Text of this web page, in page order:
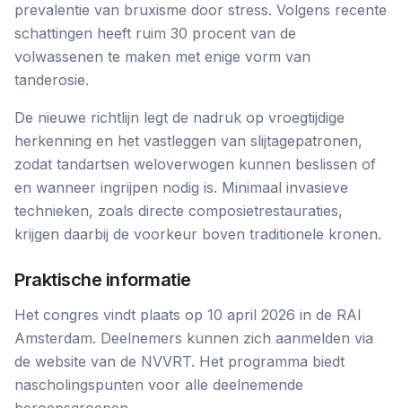
prevalentie van bruxisme door stress. Volgens recente
schattingen heeft ruim 30 procent van de
volwassenen te maken met enige vorm van
tanderosie.
De nieuwe richtlijn legt de nadruk op vroegtijdige
herkenning en het vastleggen van slijtagepatronen,
zodat tandartsen weloverwogen kunnen beslissen of
en wanneer ingrijpen nodig is. Minimaal invasieve
technieken, zoals directe composietrestauraties,
krijgen daarbij de voorkeur boven traditionele kronen.
Praktische informatie
Het congres vindt plaats op 10 april 2026 in de RAI
Amsterdam. Deelnemers kunnen zich aanmelden via
de website van de NVVRT. Het programma biedt
nascholingspunten voor alle deelnemende